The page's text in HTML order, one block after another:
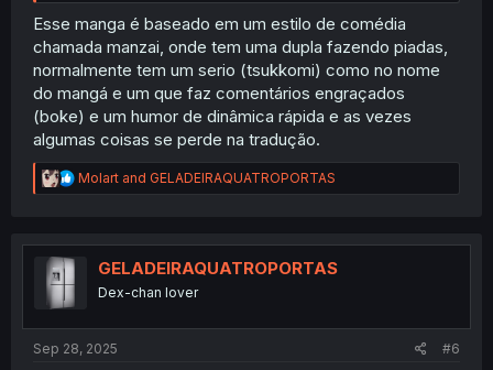
Esse manga é baseado em um estilo de comédia
chamada manzai, onde tem uma dupla fazendo piadas,
normalmente tem um serio (tsukkomi) como no nome
do mangá e um que faz comentários engraçados
(boke) e um humor de dinâmica rápida e as vezes
algumas coisas se perde na tradução.
R
e
t
Molart and GELADEIRAQUATROPORTAS
GELADEIRAQUATROPORTAS
Dex-chan lover
Sep 28, 2025 #6